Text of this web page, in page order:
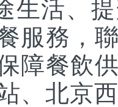
活、提
服務，
障餐飲
、北京